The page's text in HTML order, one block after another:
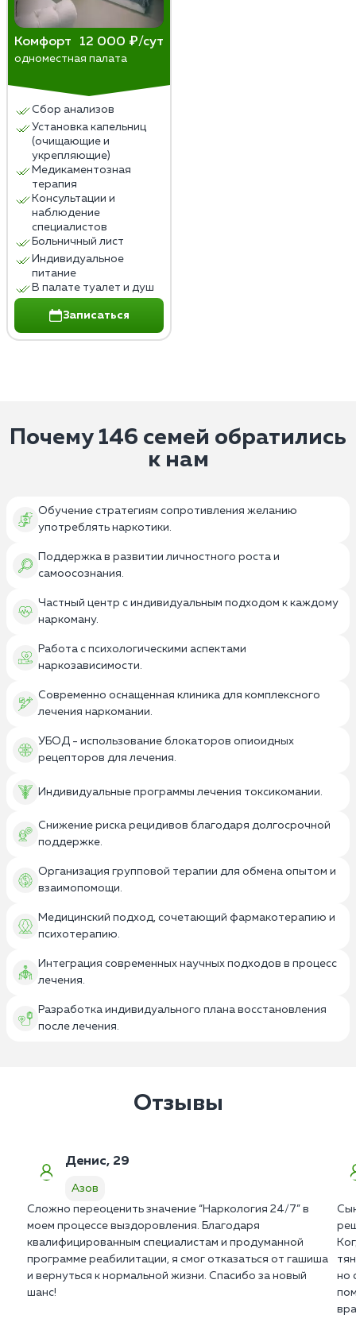
Комфорт 12 000 ₽/сут
одноместная палата
Сбор анализов
Установка капельниц
(очищающие и
укрепляющие)
Медикаментозная
терапия
Консультации и
наблюдение
специалистов
Больничный лист
Индивидуальное
питание
В палате туалет и душ
Записаться
Почему 146 семей обратились
к нам
Обучение стратегиям сопротивления желанию
употреблять наркотики.
Поддержка в развитии личностного роста и
самоосознания.
Частный центр с индивидуальным подходом к каждому
наркоману.
Работа с психологическими аспектами
наркозависимости.
Современно оснащенная клиника для комплексного
лечения наркомании.
УБОД - использование блокаторов опиоидных
рецепторов для лечения.
Индивидуальные программы лечения токсикомании.
Снижение риска рецидивов благодаря долгосрочной
поддержке.
Организация групповой терапии для обмена опытом и
взаимопомощи.
Медицинский подход, сочетающий фармакотерапию и
психотерапию.
Интеграция современных научных подходов в процесс
лечения.
Разработка индивидуального плана восстановления
после лечения.
Отзывы
Денис, 29
Азов
Сложно переоценить значение “Наркология 24/7” в
моем процессе выздоровления. Благодаря
квалифицированным специалистам и продуманной
программе реабилитации, я смог отказаться от гашиша
и вернуться к нормальной жизни. Спасибо за новый
шанс!
но